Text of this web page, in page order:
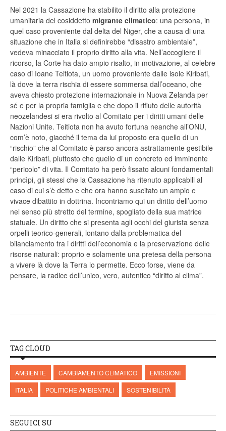
Nel 2021 la Cassazione ha stabilito il diritto alla protezione
umanitaria del cosiddetto migrante climatico: una persona, in
quel caso proveniente dal delta del Niger, che a causa di una
situazione che in Italia si definirebbe “disastro ambientale”,
vedeva minacciato il proprio diritto alla vita. Nell’accogliere il
ricorso, la Corte ha dato ampio risalto, in motivazione, al celebre
caso di Ioane Teitiota, un uomo proveniente dalle isole Kiribati,
là dove la terra rischia di essere sommersa dall’oceano, che
aveva chiesto protezione internazionale in Nuova Zelanda per
sé e per la propria famiglia e che dopo il rifiuto delle autorità
neozelandesi si era rivolto al Comitato per i diritti umani delle
Nazioni Unite. Teitiota non ha avuto fortuna neanche all’ONU,
com’è noto, giacché il tema da lui proposto era quello di un
“rischio” che al Comitato è parso ancora astrattamente gestibile
dalle Kiribati, piuttosto che quello di un concreto ed imminente
“pericolo” di vita. Il Comitato ha però fissato alcuni fondamentali
princìpi, gli stessi che la Cassazione ha ritenuto applicabili al
caso di cui s’è detto e che ora hanno suscitato un ampio e
vivace dibattito in dottrina. Incontriamo qui un diritto dell’uomo
nel senso più stretto del termine, spogliato della sua matrice
statuale. Un diritto che si presenta agli occhi del giurista senza
orpelli teorico-generali, lontano dalla problematica del
bilanciamento tra i diritti dell’economia e la preservazione delle
risorse naturali: proprio e solamente una pretesa della persona
a vivere là dove la Terra lo permette. Ecco forse, viene da
pensare, la radice dell’unico, vero, autentico “diritto al clima”.
TAG CLOUD
AMBIENTE CAMBIAMENTO CLIMATICO
EMISSIONI
ITALIA
POLITICHE AMBIENTALI SOSTENIBILITÀ
SEGUICI SU